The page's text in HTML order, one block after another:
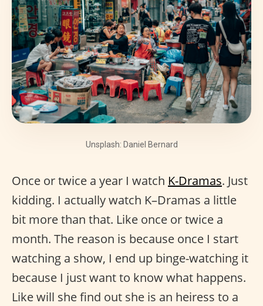
Unsplash: Daniel Bernard
Once or twice a year I watch K-Dramas. Just
kidding. I actually watch K–Dramas a little
bit more than that. Like once or twice a
month. The reason is because once I start
watching a show, I end up binge-watching it
because I just want to know what happens.
Like will she find out she is an heiress to a